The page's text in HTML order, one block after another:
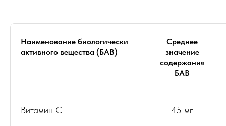
Наименование биологически
активного вещества (БАВ)
Среднее
значение
содержания
БАВ
Витамин С 45 мг